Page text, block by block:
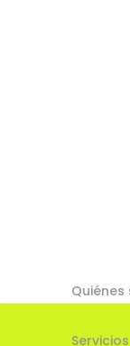
Quiénes
Servicios